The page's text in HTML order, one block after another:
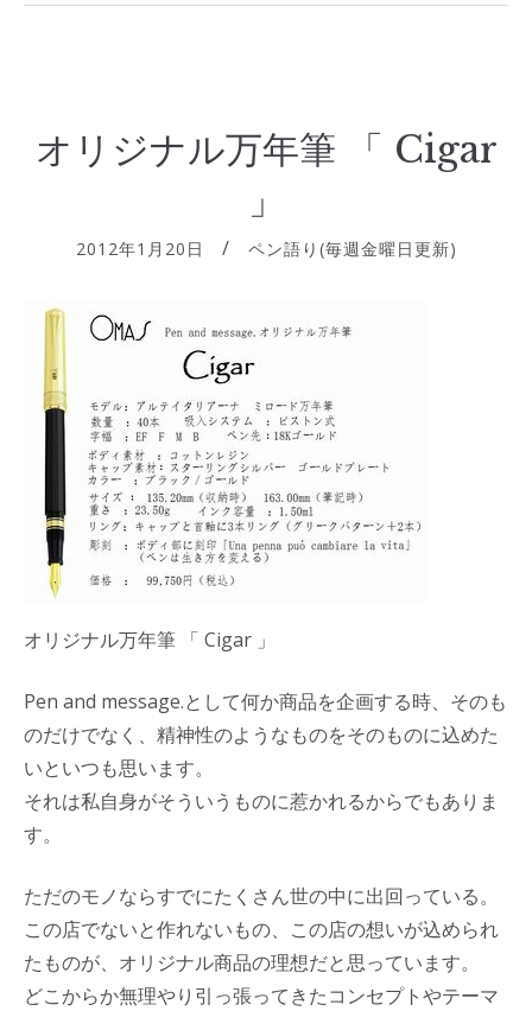
オリジナル万年筆 「 Cigar
」
2012年1月20日 ペン語り(毎週金曜日更新)
オリジナル万年筆 「 Cigar 」
Pen and message.として何か商品を企画する時、そのも
のだけでなく、精神性のようなものをそのものに込めた
いといつも思います。
それは私自身がそういうものに惹かれるからでもありま
す。
ただのモノならすでにたくさん世の中に出回っている。
この店でないと作れないもの、この店の想いが込められ
たものが、オリジナル商品の理想だと思っています。
どこからか無理やり引っ張ってきたコンセプトやテーマ